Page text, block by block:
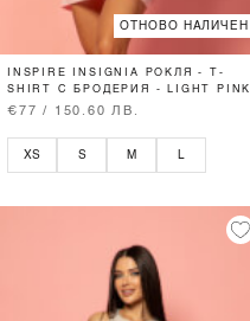
ОТНОВО НАЛИЧЕН
INSPIRE INSIGNIA РОКЛЯ - T-
SHIRT С БРОДЕРИЯ - LIGHT PINK
€77 / 150.60 ЛВ.
XS S M L